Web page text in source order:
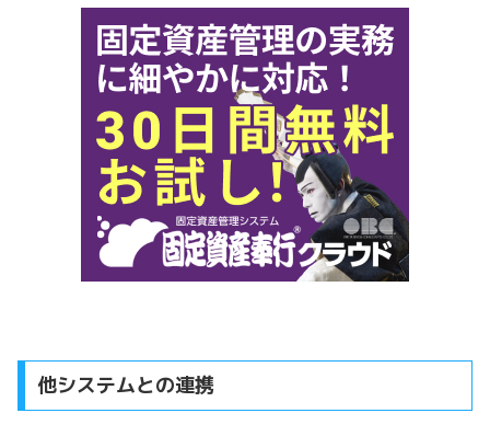
他システムとの連携